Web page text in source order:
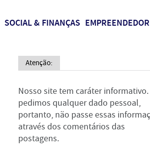
SOCIAL & FINANÇAS EMPREENDEDOR
Atenção:
Nosso site tem caráter informativo.
pedimos qualquer dado pessoal,
portanto, não passe essas
através dos comentários das
postagens.